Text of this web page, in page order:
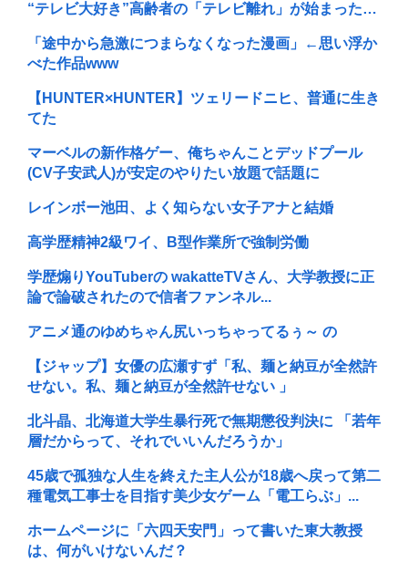
“テレビ大好き”高齢者の「テレビ離れ」が始まった…
「途中から急激につまらなくなった漫画」←思い浮か
べた作品www
【HUNTER×HUNTER】ツェリードニヒ、普通に生き
てた
マーベルの新作格ゲー、俺ちゃんことデッドプール
(CV子安武人)が安定のやりたい放題で話題に
レインボー池田、よく知らない女子アナと結婚
高学歴精神2級ワイ、B型作業所で強制労働
学歴煽りYouTuberの wakatteTVさん、大学教授に正
論で論破されたので信者ファンネル...
アニメ通のゆめちゃん尻いっちゃってるぅ～ の
【ジャップ】女優の広瀬すず「私、麺と納豆が全然許
せない。私、麺と納豆が全然許せない 」
北斗晶、北海道大学生暴行死で無期懲役判決に 「若年
層だからって、それでいいんだろうか」
45歳で孤独な人生を終えた主人公が18歳へ戻って第二
種電気工事士を目指す美少女ゲーム「電工らぶ」...
ホームページに「六四天安門」って書いた東大教授
は、何がいけないんだ？